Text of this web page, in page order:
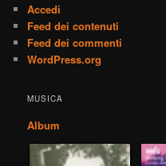
Accedi
Feed dei contenuti
Feed dei commenti
WordPress.org
MUSICA
Album